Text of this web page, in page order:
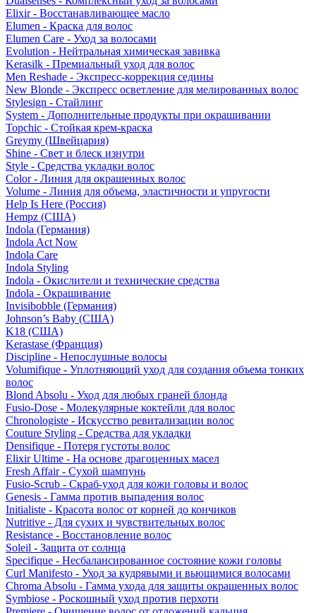
Elixir - Восстанавливающее масло
Elumen - Краска для волос
Elumen Care - Уход за волосами
Evolution - Нейтральная химическая завивка
Kerasilk - Премиальный уход для волос
Men Reshade - Экспресс-коррекция седины
New Blonde - Экспресс осветление для мелированных волос
Stylesign - Стайлинг
System - Дополнительные продукты при окрашивании
Topchic - Стойкая крем-краска
Greymy (Швейцария)
Shine - Свет и блеск изнутри
Style - Средства укладки волос
Color - Линия для окрашенных волос
Volume - Линия для объема, эластичности и упругости
Help Is Here (Россия)
Hempz (США)
Indola (Германия)
Indola Act Now
Indola Care
Indola Styling
Indola - Окислители и технические средства
Indola - Окрашивание
Invisibobble (Германия)
Johnson’s Baby (США)
K18 (США)
Kerastase (Франция)
Discipline - Непослушные волосы
Volumifique - Уплотняющий уход для создания объема тонких
волос
Blond Absolu - Уход для любых граней блонда
Fusio-Dose - Молекулярные коктейли для волос
Chronologiste - Искусство ревитализации волос
Couture Styling - Средства для укладки
Densifique - Потеря густоты волос
Elixir Ultime - На основе драгоценных масел
Fresh Affair - Сухой шампунь
Fusio-Scrub - Скраб-уход для кожи головы и волос
Genesis - Гамма против выпадения волос
Initialiste - Красота волос от корней до кончиков
Nutritive - Для сухих и чувствительных волос
Resistance - Восстановление волос
Soleil - Защита от солнца
Specifique - Несбалансированное состояние кожи головы
Curl Manifesto - Уход за кудрявыми и вьющимися волосами
Chroma Absolu - Гамма ухода для защиты окрашенных волос
Symbiose - Роскошный уход против перхоти